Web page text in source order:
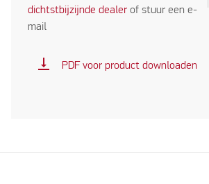
dichtstbijzijnde dealerof stuur een e-
mail
vertical_align_bottom PDF voor product downloaden